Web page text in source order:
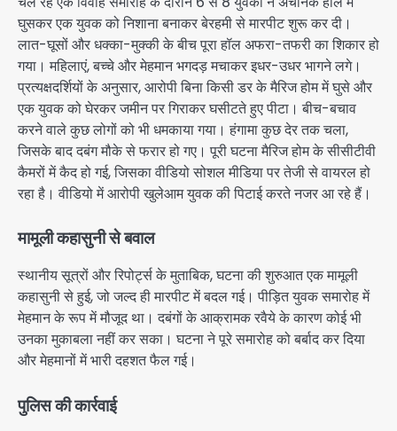
घुसकर एक युवक को निशाना बनाकर बेरहमी से मारपीट शुरू कर दी।
लात-घूसों और धक्का-मुक्की के बीच पूरा हॉल अफरा-तफरी का शिकार हो
गया। महिलाएं, बच्चे और मेहमान भगदड़ मचाकर इधर-उधर भागने लगे।
प्रत्यक्षदर्शियों के अनुसार, आरोपी बिना किसी डर के मैरिज होम में घुसे और
एक युवक को घेरकर जमीन पर गिराकर घसीटते हुए पीटा। बीच-बचाव
करने वाले कुछ लोगों को भी धमकाया गया। हंगामा कुछ देर तक चला,
जिसके बाद दबंग मौके से फरार हो गए। पूरी घटना मैरिज होम के सीसीटीवी
कैमरों में कैद हो गई, जिसका वीडियो सोशल मीडिया पर तेजी से वायरल हो
रहा है। वीडियो में आरोपी खुलेआम युवक की पिटाई करते नजर आ रहे हैं।
मामूली कहासुनी से बवाल
स्थानीय सूत्रों और रिपोर्ट्स के मुताबिक, घटना की शुरुआत एक मामूली
कहासुनी से हुई, जो जल्द ही मारपीट में बदल गई। पीड़ित युवक समारोह में
मेहमान के रूप में मौजूद था। दबंगों के आक्रामक रवैये के कारण कोई भी
उनका मुकाबला नहीं कर सका। घटना ने पूरे समारोह को बर्बाद कर दिया
और मेहमानों में भारी दहशत फैल गई।
पुलिस की कार्रवाई